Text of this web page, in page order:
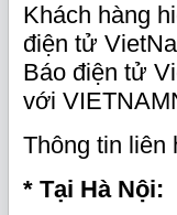
Khách hàng
điện tử
Báo điện tử
với
Thông tin liên
* Tại Hà Nội: